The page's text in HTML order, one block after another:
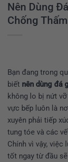
Nên Dùng
Chống
Bạn đang trong
biết nên dùng đá
không lo bị nứt
vực bếp luôn là
xuyên phải tiếp
tung tóe và các
Chính vì vậy, việc
tốt ngay từ đầu